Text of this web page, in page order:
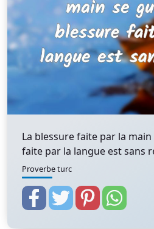
La blessure faite par la
faite par la langue est sans
Proverbe turc